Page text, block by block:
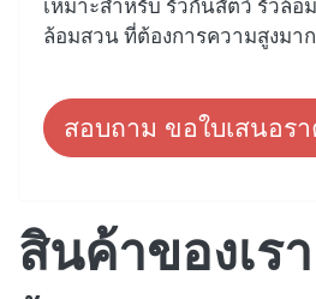
เหมาะสำหรับ รั้วกั้นสัตว์ รั้วล้อ
ล้อมสวน ที่ต้องการความสูงมาก
สอบถาม ขอใบเสนอร
สินค้าของเรา